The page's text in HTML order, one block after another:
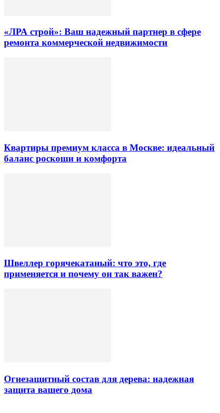
«ЛРА строй»: Ваш надежный партнер в сфере
ремонта коммерческой недвижимости
Квартиры премиум класса в Москве: идеальный
баланс роскоши и комфорта
Швеллер горячекатаный: что это, где
применяется и почему он так важен?
Огнезащитный состав для дерева: надежная
защита вашего дома